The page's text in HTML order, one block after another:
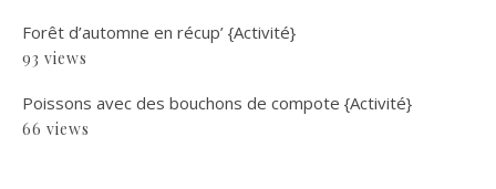
Forêt d’automne en récup’ {Activité}
93 views
Poissons avec des bouchons de compote {Activité}
66 views